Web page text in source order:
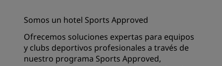
Somos un hotel Sports Approved
Ofrecemos soluciones expertas para equipos
y clubs deportivos profesionales a través de
nuestro programa Sports Approved,